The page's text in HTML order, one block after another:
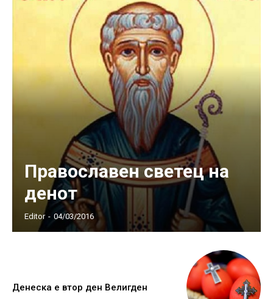
Православен светец на
денот
Editor - 04/03/2016
Денеска е втор ден Велигден